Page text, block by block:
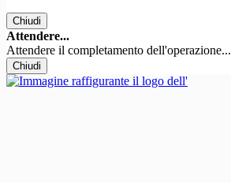
Chiudi
Attendere...
Attendere il completamento dell'operazione...
Chiudi